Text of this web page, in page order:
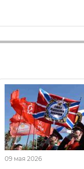
09 мая 2026